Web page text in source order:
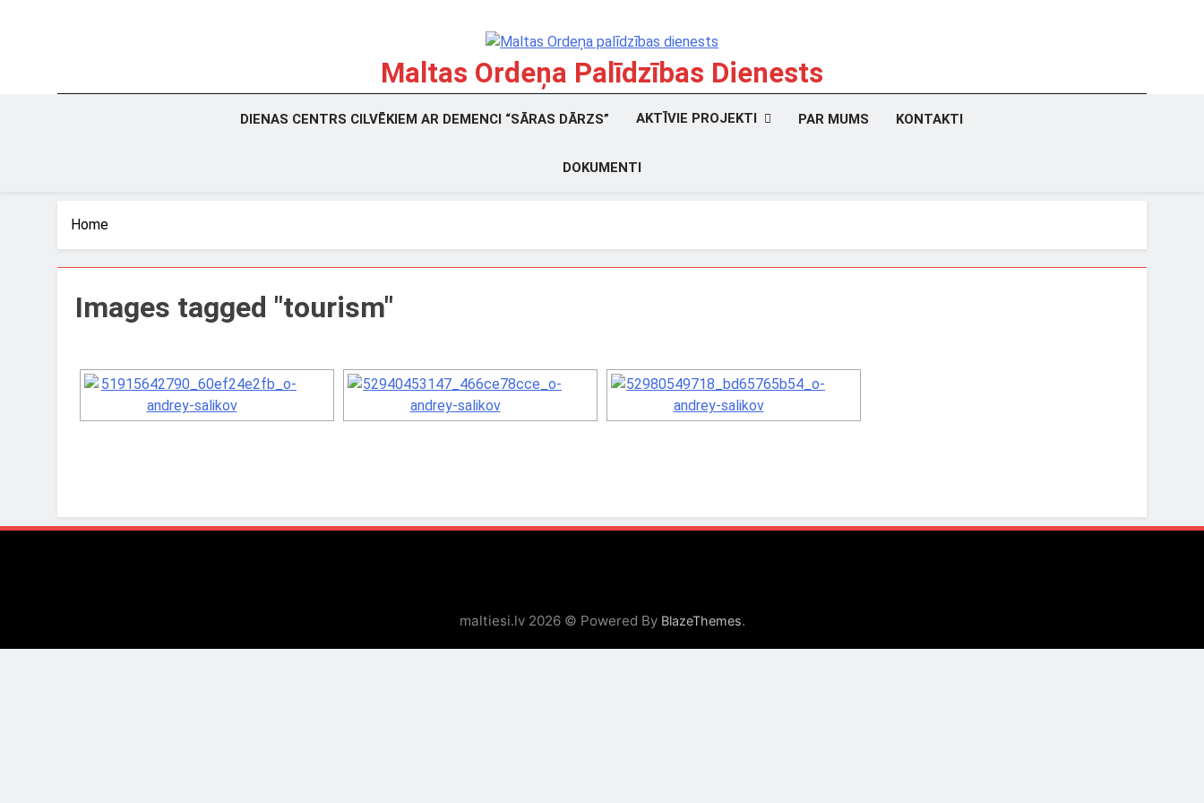
Maltas Ordeņa Palīdzības Dienests
Labdarības Organizācija
DIENAS CENTRS CILVĒKIEM AR DEMENCI “SĀRAS DĀRZS” AKTĪVIE PROJEKTI PAR MUMS KONTAKTI
DOKUMENTI
Home
Images tagged "tourism"
maltiesi.lv 2026 © Powered By BlazeThemes.